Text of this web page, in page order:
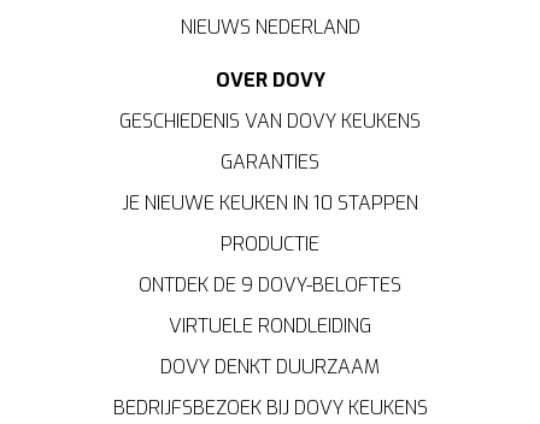
NIEUWS NEDERLAND
OVER DOVY
GESCHIEDENIS VAN DOVY KEUKENS
GARANTIES
JE NIEUWE KEUKEN IN 10 STAPPEN
PRODUCTIE
ONTDEK DE 9 DOVY-BELOFTES
VIRTUELE RONDLEIDING
DOVY DENKT DUURZAAM
BEDRIJFSBEZOEK BIJ DOVY KEUKENS